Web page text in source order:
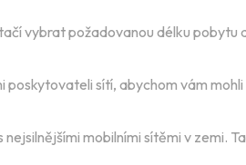
vybrat požadovanou délku pobytu
poskytovateli sítí, abychom vám
mobilními sítěmi v zemi.